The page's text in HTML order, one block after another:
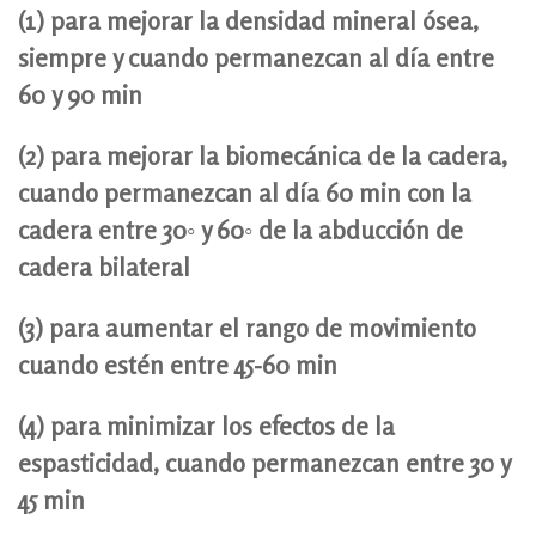
(1) para mejorar la densidad mineral ósea,
siempre y cuando permanezcan al día entre
60 y 90 min
(2) para mejorar la biomecánica de la cadera,
cuando permanezcan al día 60 min con la
cadera entre 30◦ y 60◦ de la abducción de
cadera bilateral
(3) para aumentar el rango de movimiento
cuando estén entre 45-60 min
(4) para minimizar los efectos de la
espasticidad, cuando permanezcan entre 30 y
45 min